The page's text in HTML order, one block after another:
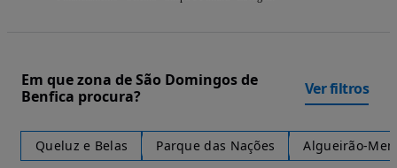
Em que zona de São Domingos de
Benfica procura?
Ver filtros
Queluz e Belas Parque das Nações Algueirão-